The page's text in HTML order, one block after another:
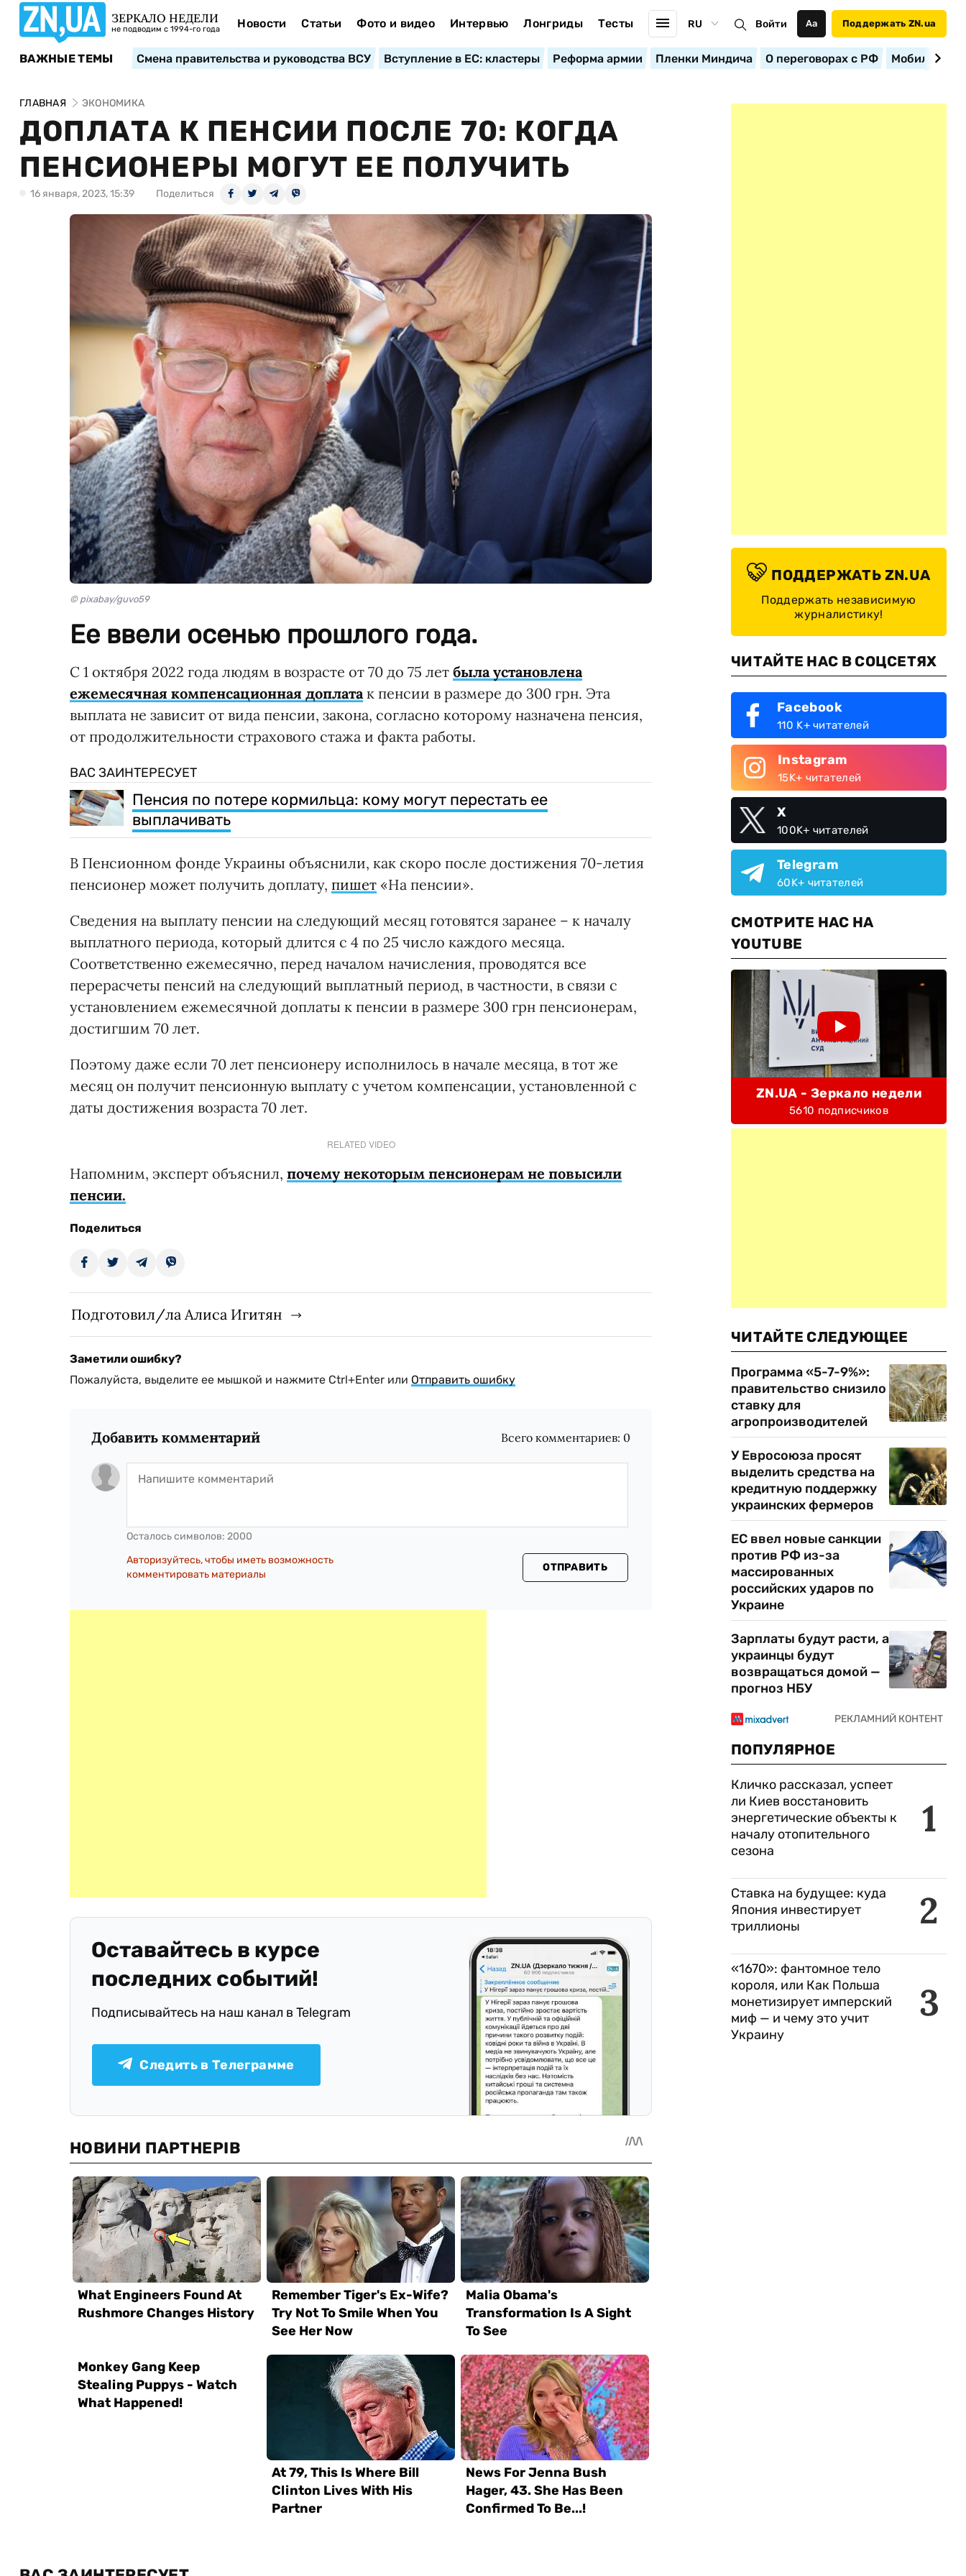
ЗЕРКАЛО НЕДЕЛИ
не подводим с 1994-го года Новости Статьи Фото и видео Интервью Лонгриды Тесты RU Войти Аа Поддержать ZN.ua
ВАЖНЫЕ ТЕМЫ Смена правительства и руководства ВСУ Вступление в ЕС: кластеры Реформа армии Пленки Миндича О переговорах с РФ
ГЛАВНАЯ ЭКОНОМИКА
ДОПЛАТА К ПЕНСИИ ПОСЛЕ 70: КОГДА
ПЕНСИОНЕРЫ МОГУТ ЕЕ ПОЛУЧИТЬ
16 января, 2023, 15:39 Поделиться
© pixabay/guvo59
Ее ввели осенью прошлого года.
С 1 октября 2022 года людям в возрасте от 70 до 75 лет была установлена
ежемесячная компенсационная доплатак пенсии в размере до 300 грн. Эта
выплата не зависит от вида пенсии, закона, согласно которому назначена пенсия,
от продолжительности страхового стажа и факта работы.
ВАС ЗАИНТЕРЕСУЕТ
Пенсия по потере кормильца: кому могут перестать ее
выплачивать
В Пенсионном фонде Украины объяснили, как скоро после достижения 70-летия
пенсионер может получить доплату, пишет «На пенсии».
Сведения на выплату пенсии на следующий месяц готовятся заранее – к началу
выплатного периода, который длится с 4 по 25 число каждого месяца.
Соответственно ежемесячно, перед началом начисления, проводятся все
перерасчеты пенсий на следующий выплатный период, в частности, в связи с
установлением ежемесячной доплаты к пенсии в размере 300 грн пенсионерам,
достигшим 70 лет.
Поэтому даже если 70 лет пенсионеру исполнилось в начале месяца, в тот же
месяц он получит пенсионную выплату с учетом компенсации, установленной с
даты достижения возраста 70 лет.
RELATED VIDEO
Напомним, эксперт объяснил, почему некоторым пенсионерам не повысили
пенсии.
Поделиться
Подготовил/ла Алиса Игитян
Заметили ошибку?
Пожалуйста, выделите ее мышкой и нажмите Ctrl+Enter или Отправить ошибку
Добавить комментарий Всего комментариев: 0
Осталось символов: 2000
Авторизуйтесь, чтобы иметь возможность
комментировать материалы
ОТПРАВИТЬ
Оставайтесь в курсе
последних событий!
Подписывайтесь на наш канал в Telegram
Следить в Телеграмме
ПОДДЕРЖАТЬ ZN.UA
Поддержать независимую
журналистику!
ЧИТАЙТЕ НАС В СОЦСЕТЯХ
Facebook
110 K+ читателей
Instagram
15K+ читателей
X
100K+ читателей
Telegram
60K+ читателей
СМОТРИТЕ НАС НА
YOUTUBE
ZN.UA - Зеркало недели
5610 подписчиков
ЧИТАЙТЕ СЛЕДУЮЩЕЕ
Программа «5-7-9%»:
правительство снизило
ставку для
агропроизводителей
У Евросоюза просят
выделить средства на
кредитную поддержку
украинских фермеров
ЕС ввел новые санкции
против РФ из-за
массированных
российских ударов по
Украине
Зарплаты будут расти, а
украинцы будут
возвращаться домой —
прогноз НБУ
ПОПУЛЯРНОЕ
1
Кличко рассказал, успеет
ли Киев восстановить
энергетические объекты к
началу отопительного
сезона
2
Ставка на будущее: куда
Япония инвестирует
триллионы
3
«1670»: фантомное тело
короля, или Как Польша
монетизирует имперский
миф — и чему это учит
Украину